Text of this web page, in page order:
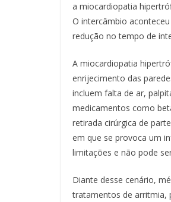
a miocardiopatia
O intercâmbio
redução no tempo de
A miocardiopatia
enrijecimento das
incluem falta de ar,
medicamentos como
retirada cirúrgica de
em que se provoca um
limitações e não pode
Diante desse cenário,
tratamentos de arritmia,